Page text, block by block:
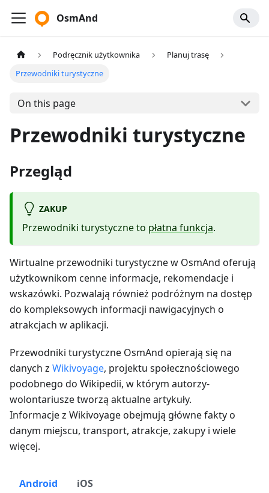
OsmAnd
Podręcznik użytkownika
Planuj trasę
Przewodniki turystyczne
On this page
Przewodniki turystyczne
Przegląd
ZAKUP
Przewodniki turystyczne to płatna funkcja.
Wirtualne przewodniki turystyczne w OsmAnd oferują
użytkownikom cenne informacje, rekomendacje i
wskazówki. Pozwalają również podróżnym na dostęp
do kompleksowych informacji nawigacyjnych o
atrakcjach w aplikacji.
Przewodniki turystyczne OsmAnd opierają się na
danych z Wikivoyage, projektu społecznościowego
podobnego do Wikipedii, w którym autorzy-
wolontariusze tworzą aktualne artykuły.
Informacje z Wikivoyage obejmują główne fakty o
danym miejscu, transport, atrakcje, zakupy i wiele
więcej.
Android iOS